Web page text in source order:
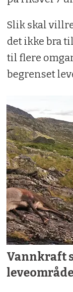
Slik skal
det ikke bra
til flere
begrenset
Vannkraft